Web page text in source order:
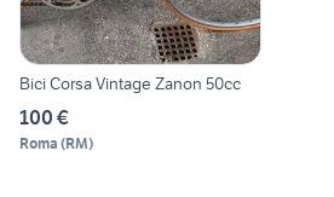
Bici Corsa Vintage Zanon 50cc
100 €
Roma (RM)